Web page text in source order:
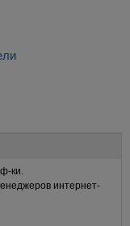
ки.
интернет-